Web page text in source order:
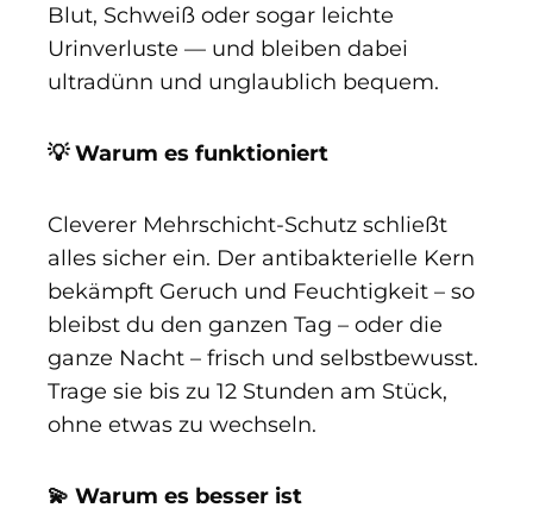
Blut, Schweiß oder sogar leichte
Urinverluste — und bleiben dabei
ultradünn und unglaublich bequem.
💡 Warum es funktioniert
Cleverer Mehrschicht-Schutz schließt
alles sicher ein. Der antibakterielle Kern
bekämpft Geruch und Feuchtigkeit – so
bleibst du den ganzen Tag – oder die
ganze Nacht – frisch und selbstbewusst.
Trage sie bis zu 12 Stunden am Stück,
ohne etwas zu wechseln.
💫 Warum es besser ist